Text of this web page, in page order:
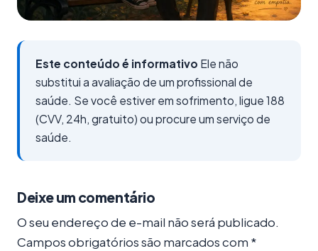
Este conteúdo é informativo Ele não
substitui a avaliação de um profissional de
saúde. Se você estiver em sofrimento, ligue 188
(CVV, 24h, gratuito) ou procure um serviço de
saúde.
Deixe um comentário
O seu endereço de e-mail não será publicado.
Campos obrigatórios são marcados com *